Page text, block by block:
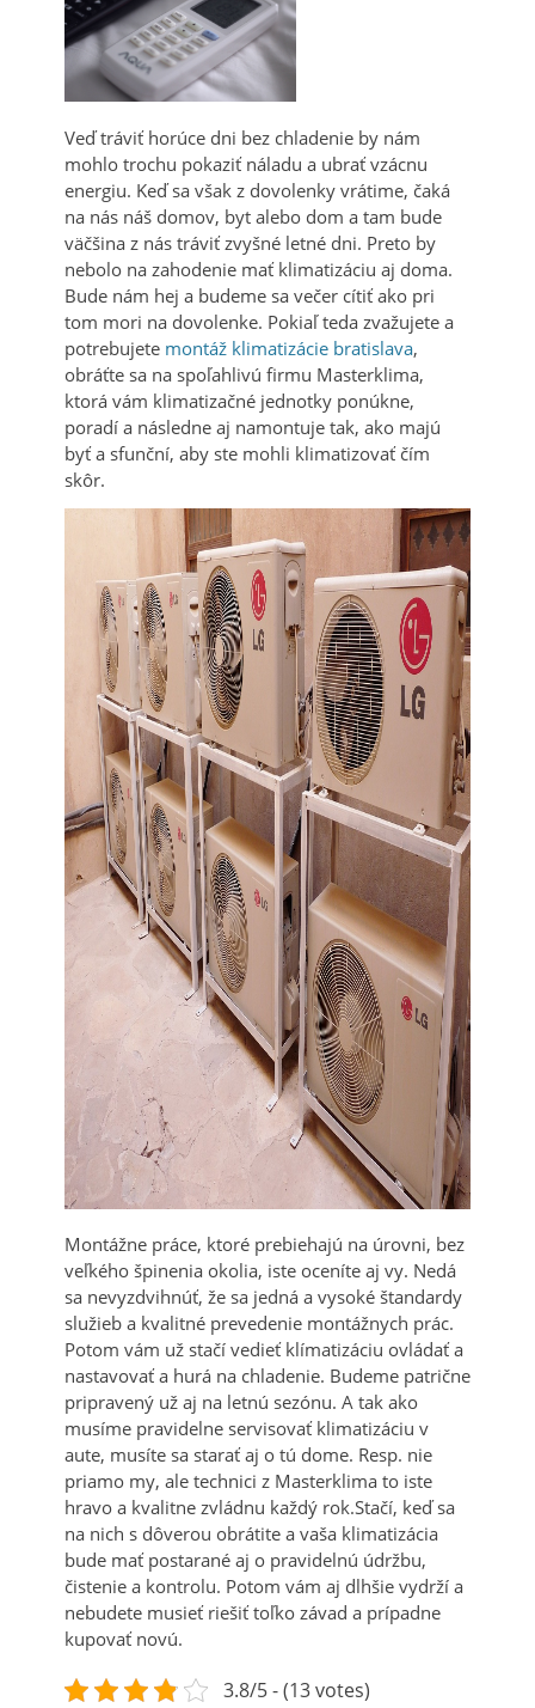
Veď tráviť horúce dni bez chladenie by nám
mohlo trochu pokaziť náladu a ubrať vzácnu
energiu. Keď sa však z dovolenky vrátime, čaká
na nás náš domov, byt alebo dom a tam bude
väčšina z nás tráviť zvyšné letné dni. Preto by
nebolo na zahodenie mať klimatizáciu aj doma.
Bude nám hej a budeme sa večer cítiť ako pri
tom mori na dovolenke. Pokiaľ teda zvažujete a
potrebujete montáž klimatizácie bratislava,
obráťte sa na spoľahlivú firmu Masterklima,
ktorá vám klimatizačné jednotky ponúkne,
poradí a následne aj namontuje tak, ako majú
byť a sfunční, aby ste mohli klimatizovať čím
skôr.
Montážne práce, ktoré prebiehajú na úrovni, bez
veľkého špinenia okolia, iste oceníte aj vy. Nedá
sa nevyzdvihnúť, že sa jedná a vysoké štandardy
služieb a kvalitné prevedenie montážnych prác.
Potom vám už stačí vedieť klímatizáciu ovládať a
nastavovať a hurá na chladenie. Budeme patrične
pripravený už aj na letnú sezónu. A tak ako
musíme pravidelne servisovať klimatizáciu v
aute, musíte sa starať aj o tú dome. Resp. nie
priamo my, ale technici z Masterklima to iste
hravo a kvalitne zvládnu každý rok.Stačí, keď sa
na nich s dôverou obrátite a vaša klimatizácia
bude mať postarané aj o pravidelnú údržbu,
čistenie a kontrolu. Potom vám aj dlhšie vydrží a
nebudete musieť riešiť toľko závad a prípadne
kupovať novú.
3.8/5 - (13 votes)